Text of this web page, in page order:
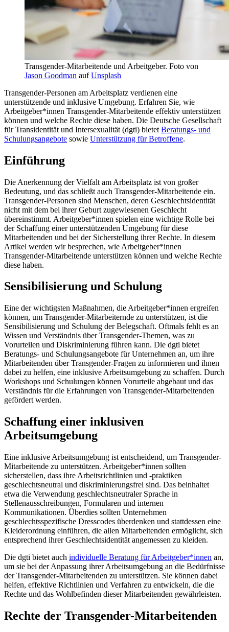
Transgender-Mitarbeitende und Arbeitgeber. Foto von
Jason Goodman aufUnsplash
Transgender-Personen am Arbeitsplatz verdienen eine
unterstützende und inklusive Umgebung. Erfahren Sie, wie
Arbeitgeber*innen Transgender-Mitarbeitende effektiv unterstützen
können und welche Rechte diese haben. Die Deutsche Gesellschaft
für Transidentität und Intersexualität (dgti) bietet Beratungs- und
Schulungsangebote sowie Unterstützung für Betroffene.
Einführung
Die Anerkennung der Vielfalt am Arbeitsplatz ist von großer
Bedeutung, und das schließt auch Transgender-Mitarbeitende ein.
Transgender-Personen sind Menschen, deren Geschlechtsidentität
nicht mit dem bei ihrer Geburt zugewiesenen Geschlecht
übereinstimmt. Arbeitgeber*innen spielen eine wichtige Rolle bei
der Schaffung einer unterstützenden Umgebung für diese
Mitarbeitenden und bei der Sicherstellung ihrer Rechte. In diesem
Artikel werden wir besprechen, wie Arbeitgeber*innen
Transgender-Mitarbeitende unterstützen können und welche Rechte
diese haben.
Sensibilisierung und Schulung
Eine der wichtigsten Maßnahmen, die Arbeitgeber*innen ergreifen
können, um Transgender-Mitarbeiternde zu unterstützen, ist die
Sensibilisierung und Schulung der Belegschaft. Oftmals fehlt es an
Wissen und Verständnis über Transgender-Themen, was zu
Vorurteilen und Diskriminierung führen kann. Die dgti bietet
Beratungs- und Schulungsangebote für Unternehmen an, um ihre
Mitarbeitenden über Transgender-Fragen zu informieren und ihnen
dabei zu helfen, eine inklusive Arbeitsumgebung zu schaffen. Durch
Workshops und Schulungen können Vorurteile abgebaut und das
Verständnis für die Erfahrungen von Transgender-Mitarbeitenden
gefördert werden.
Schaffung einer inklusiven
Arbeitsumgebung
Eine inklusive Arbeitsumgebung ist entscheidend, um Transgender-
Mitarbeitende zu unterstützen. Arbeitgeber*innen sollten
sicherstellen, dass ihre Arbeitsrichtlinien und -praktiken
geschlechtsneutral und diskriminierungsfrei sind. Das beinhaltet
etwa die Verwendung geschlechtsneutraler Sprache in
Stellenausschreibungen, Formularen und internen
Kommunikationen. Überdies sollten Unternehmen
geschlechtsspezifische Dresscodes überdenken und stattdessen eine
Kleiderordnung einführen, die allen Mitarbeitenden ermöglicht, sich
entsprechend ihrer Geschlechtsidentität angemessen zu kleiden.
Die dgti bietet auch individuelle Beratung für Arbeitgeber*innen an,
um sie bei der Anpassung ihrer Arbeitsumgebung an die Bedürfnisse
der Transgender-Mitarbeitenden zu unterstützen. Sie können dabei
helfen, effektive Richtlinien und Verfahren zu entwickeln, die die
Rechte und das Wohlbefinden dieser Mitarbeitenden gewährleisten.
Rechte der Transgender-Mitarbeitenden